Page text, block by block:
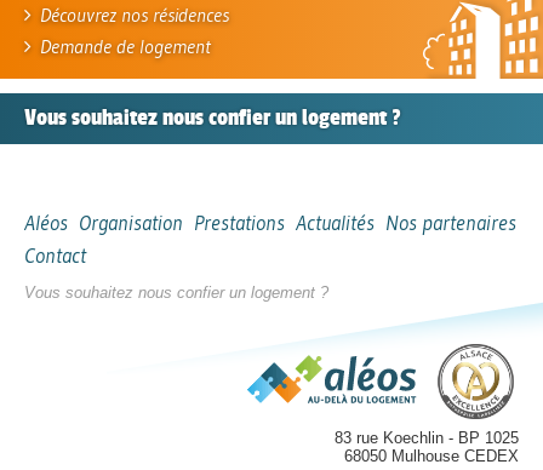
Découvrez nos résidences
Demande de logement
Vous souhaitez nous confierun logement ?
Aléos Organisation Prestations Actualités Nos partenaires
Contact
Vous souhaitez nous confier un logement ?
83 rue Koechlin - BP 1025
68050 Mulhouse CEDEX